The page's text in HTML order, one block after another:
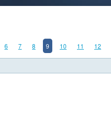
6 7 8 9 10 11 12